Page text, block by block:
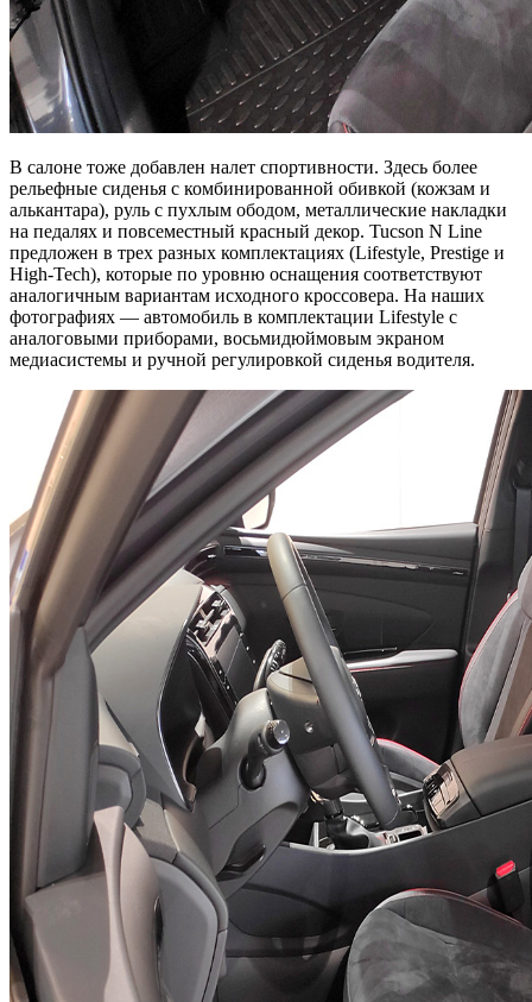
В салоне тоже добавлен налет спортивности. Здесь более
рельефные сиденья с комбинированной обивкой (кожзам и
алькантара), руль с пухлым ободом, металлические накладки
на педалях и повсеместный красный декор. Tucson N Line
предложен в трех разных комплектациях (Lifestyle, Prestige и
High-Tech), которые по уровню оснащения соответствуют
аналогичным вариантам исходного кроссовера. На наших
фотографиях — автомобиль в комплектации Lifestyle с
аналоговыми приборами, восьмидюймовым экраном
медиасистемы и ручной регулировкой сиденья водителя.